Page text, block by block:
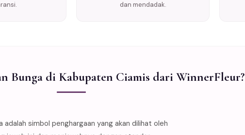
dan mendadak.
Bunga di Kabupaten Ciamis dari WinnerFleur?
simbol penghargaan yang akan dilihat oleh